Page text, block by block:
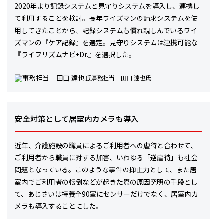
2020年より記録システムと見守りシステムを導入し、連携し
て利用することを検討。長年ワイズマンの請求システムを使
用してきたことから、記録システムも慣れ親しんでいるワイ
ズマンの『ケア記録』を選定。見守りシステムは連携可能な
『ライフリズムナビ+Dr.』を選択した。
事務担当 田口 達也氏
安全対策として居室内カメラも導入
近年、介護施設の職員によるご利用者への虐待と合わせて、
ご利用者から職員に対する加害、いわゆる「逆虐待」も社会
問題となっている。このような事件の抑止力として、また居
室内でご利用者の転倒などが起きた際の原因究明の手段とし
て、あじさいは特養全90室にセンサーだけでなく、居室内カ
メラも導入することにした。